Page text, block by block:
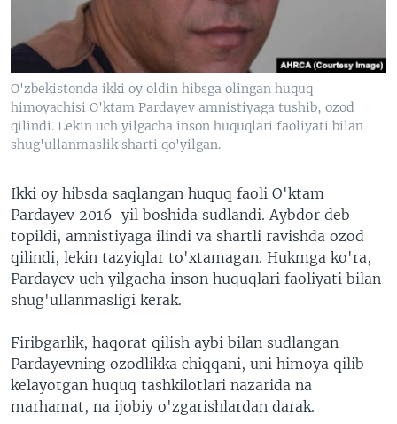
XABARLAR SURATLARDA
ODNOKLASSNIKI
TELEGRAM
TWITTER
SOUNDCLOUD
VOA
O'zbekistonda ikki oy oldin hibsga olingan huquq
himoyachisi O'ktam Pardayev amnistiyaga tushib, ozod
qilindi. Lekin uch yilgacha inson huquqlari faoliyati bilan
shug'ullanmaslik sharti qo'yilgan.
Ikki oy hibsda saqlangan huquq faoli O'ktam
Pardayev 2016-yil boshida sudlandi. Aybdor deb
topildi, amnistiyaga ilindi va shartli ravishda ozod
qilindi, lekin tazyiqlar to'xtamagan. Hukmga ko'ra,
Pardayev uch yilgacha inson huquqlari faoliyati bilan
shug'ullanmasligi kerak.
Firibgarlik, haqorat qilish aybi bilan sudlangan
Pardayevning ozodlikka chiqqani, uni himoya qilib
kelayotgan huquq tashkilotlari nazarida na
marhamat, na ijobiy o'zgarishlardan darak.